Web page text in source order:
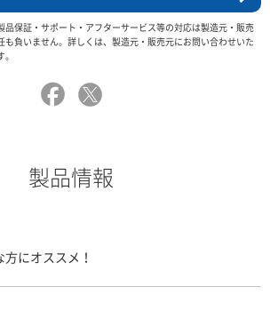
品保証・サポート・アフターサービス等の対応は製造元・販売
も負いません。詳しくは、製造元・販売元にお問い合わせいた
製品情報
にオススメ！